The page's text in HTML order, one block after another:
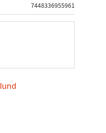
7448336955961